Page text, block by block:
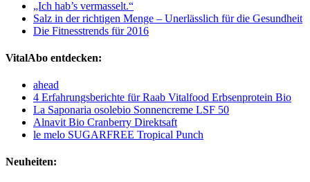
„Ich hab’s vermasselt.“
Salz in der richtigen Menge – Unerlässlich für die Gesundheit
Die Fitnesstrends für 2016
VitalAbo entdecken:
ahead
4 Erfahrungsberichte für Raab Vitalfood Erbsenprotein Bio
La Saponaria osolebio Sonnencreme LSF 50
Alnavit Bio Cranberry Direktsaft
le melo SUGARFREE Tropical Punch
Neuheiten: